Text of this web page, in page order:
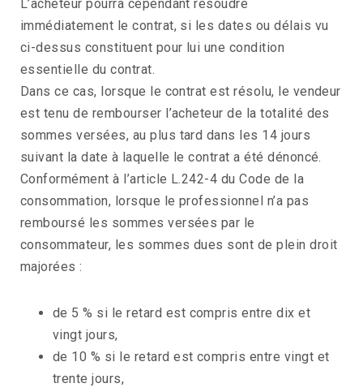
L’acheteur pourra cependant résoudre
immédiatement le contrat, si les dates ou délais vu
ci-dessus constituent pour lui une condition
essentielle du contrat.
Dans ce cas, lorsque le contrat est résolu, le vendeur
est tenu de rembourser l’acheteur de la totalité des
sommes versées, au plus tard dans les 14 jours
suivant la date à laquelle le contrat a été dénoncé.
Conformément à l’article L.242-4 du Code de la
consommation, lorsque le professionnel n’a pas
remboursé les sommes versées par le
consommateur, les sommes dues sont de plein droit
majorées :
de 5 % si le retard est compris entre dix et
vingt jours,
de 10 % si le retard est compris entre vingt et
trente jours,